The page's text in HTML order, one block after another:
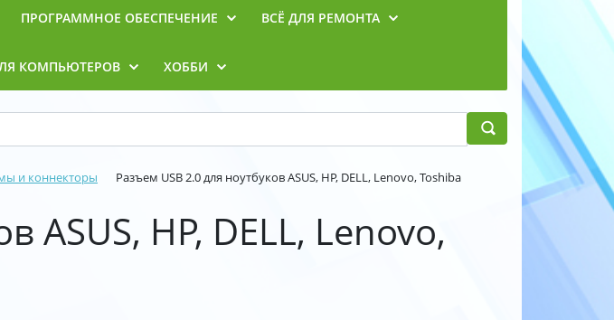
ПРОГРАММНОЕ ОБЕСПЕЧЕНИЕ ВСЁ ДЛЯ РЕМОНТА
КОМПЬЮТЕРОВ ХОББИ
и коннекторы Разъем USB 2.0 для ноутбуков ASUS, HP, DELL, Lenovo, Toshiba
ASUS, HP, DELL, Lenovo,